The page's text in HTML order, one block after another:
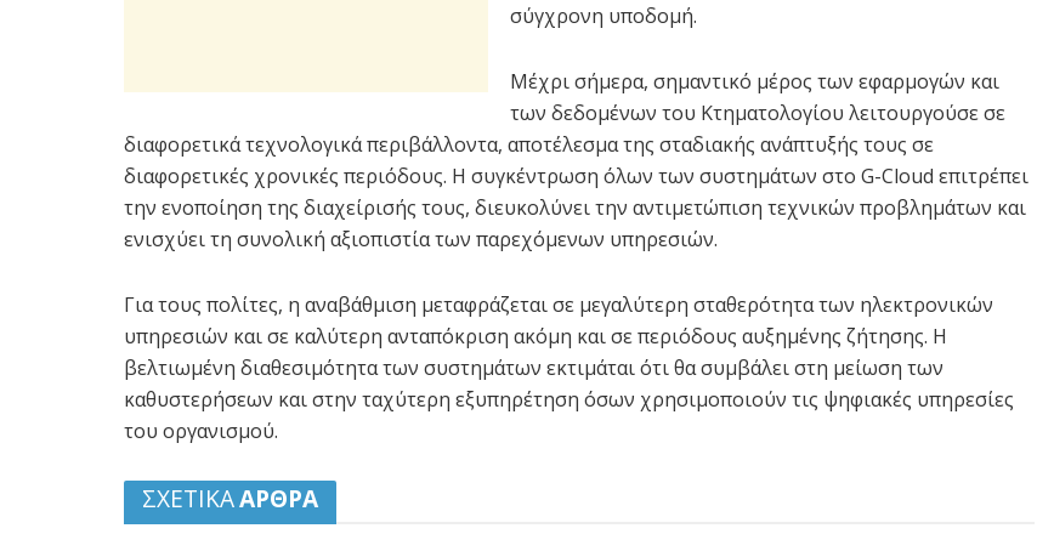
σύγχρονη υποδομή.
Μέχρι σήμερα, σημαντικό μέρος των εφαρμογών και
των δεδομένων του Κτηματολογίου λειτουργούσε σε
διαφορετικά τεχνολογικά περιβάλλοντα, αποτέλεσμα της σταδιακής ανάπτυξής τους σε
διαφορετικές χρονικές περιόδους. Η συγκέντρωση όλων των συστημάτων στο G-Cloud επιτρέπει
την ενοποίηση της διαχείρισής τους, διευκολύνει την αντιμετώπιση τεχνικών προβλημάτων και
ενισχύει τη συνολική αξιοπιστία των παρεχόμενων υπηρεσιών.
Για τους πολίτες, η αναβάθμιση μεταφράζεται σε μεγαλύτερη σταθερότητα των ηλεκτρονικών
υπηρεσιών και σε καλύτερη ανταπόκριση ακόμη και σε περιόδους αυξημένης ζήτησης. Η
βελτιωμένη διαθεσιμότητα των συστημάτων εκτιμάται ότι θα συμβάλει στη μείωση των
καθυστερήσεων και στην ταχύτερη εξυπηρέτηση όσων χρησιμοποιούν τις ψηφιακές υπηρεσίες
του οργανισμού.
ΣΧΕΤΙΚΑΑΡΘΡΑ